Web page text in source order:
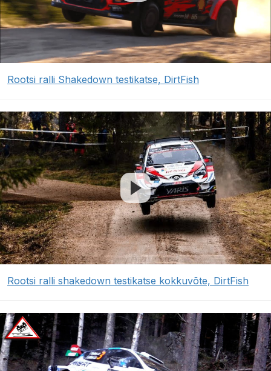
Rootsi ralli Shakedown testikatse, DirtFish
Rootsi ralli shakedown testikatse kokkuvõte, DirtFish